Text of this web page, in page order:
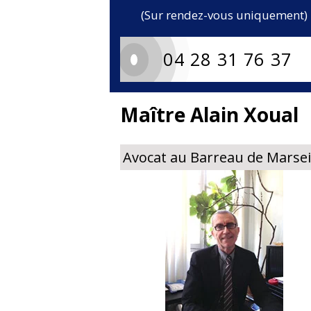
(Sur rendez-vous uniquement)
04 28 31 76 37
Maître Alain Xoual
Avocat au Barreau de